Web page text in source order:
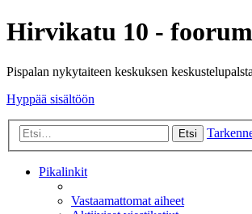
Hirvikatu 10 -
Pispalan nykytaiteen keskuksen keskustelupalsta
Hyppää sisältöön
Etsi
Pikalinkit
Vastaamattomat aiheet